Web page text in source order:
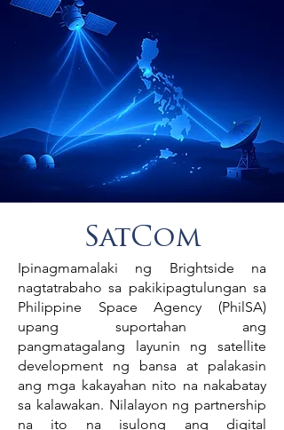
SatCom
Ipinagmamalaki ng Brightside na
nagtatrabaho sa pakikipagtulungan sa
Philippine Space Agency (PhilSA)
upang suportahan ang
pangmatagalang layunin ng satellite
development ng bansa at palakasin
ang mga kakayahan nito na nakabatay
sa kalawakan. Nilalayon ng partnership
na ito na isulong ang digital